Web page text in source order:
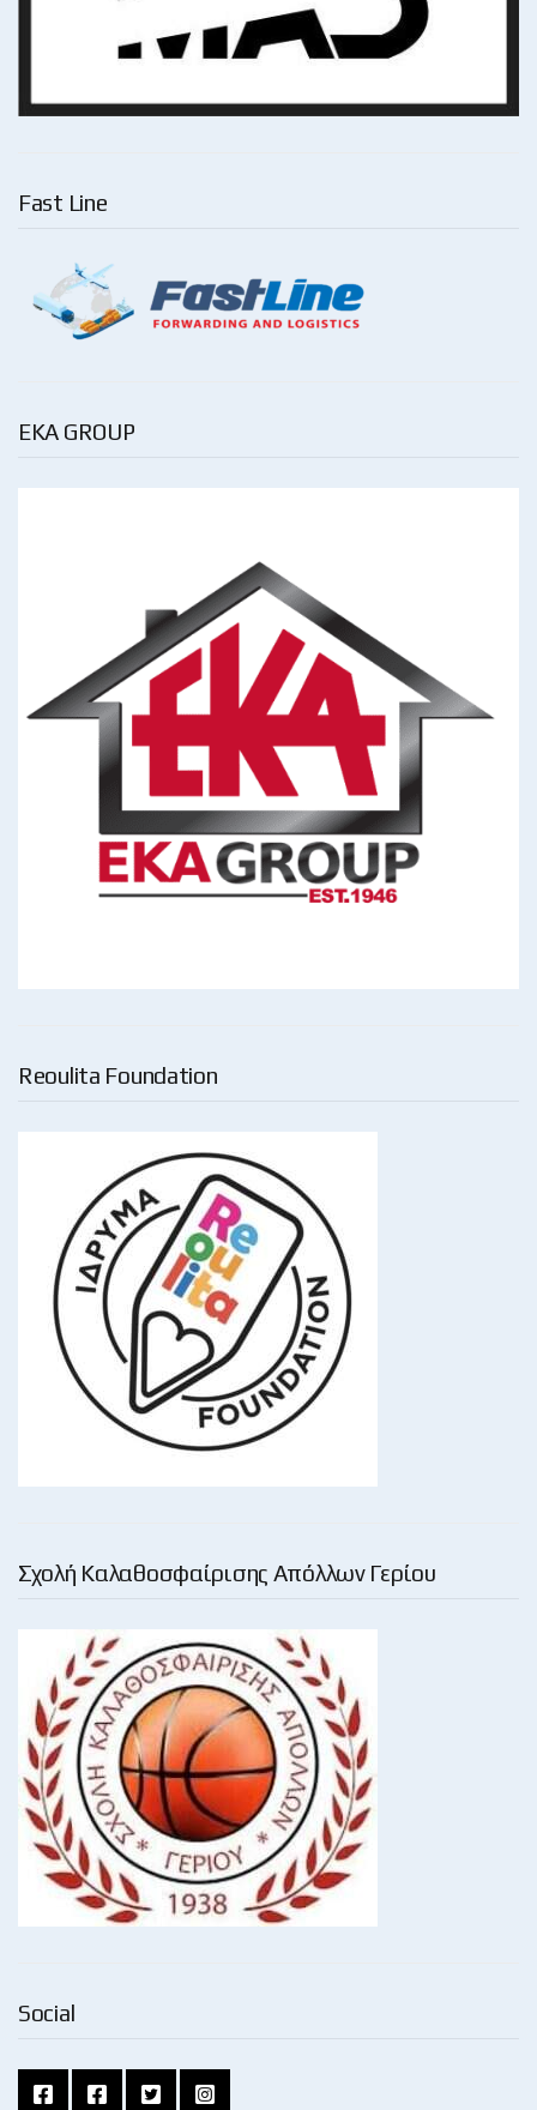
Fast Line
EKA GROUP
Reoulita Foundation
Σχολή Καλαθοσφαίρισης Απόλλων Γερίου
Social